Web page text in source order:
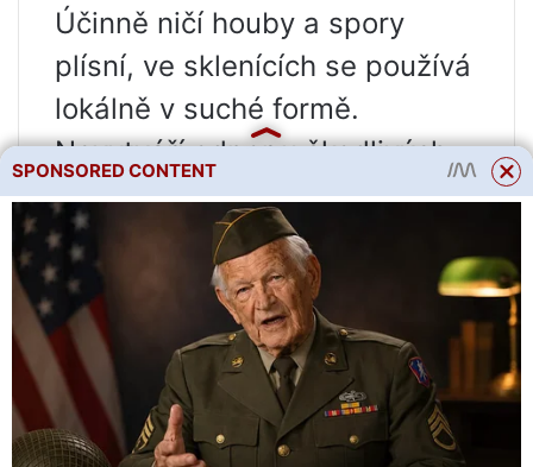
Účinně ničí houby a spory
plísní, ve sklenících se používá
lokálně v suché formě.
Nevytváří odpor u škodlivých
objektů.
Používá se jako mikrohnojivo s
obsahem mědi – ionty mědi
pomáhají rostlinám
syntetizovat fytohormony.
Ve srovnání s chemickými
přípravky pro podobné účely
SPONSORED CONTENT